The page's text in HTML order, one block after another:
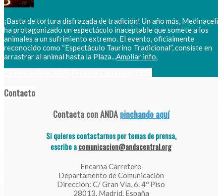
¡Basta de tortura disfrazada de tradición! Un año más, Medinaceli
ha protagonizado un espectáculo inaceptable que somete a los
animales a un sufrimiento extremo. El evento, oficialmente
reconocido como “Espectáculo Taurino Tradicional”, consiste en
arrastrar al animal hasta la Plaza...Ampliar info.
Contacto
Contacta con ANDApinchando aquí
Si quieres contactarnos por temas de prensa,
escribe acomunicacion@andacentral.org
Encarna Carretero
Departamento de Comunicación
Dirección: C/ Gran Vía, 6. 4º Piso
28013. Madrid. España